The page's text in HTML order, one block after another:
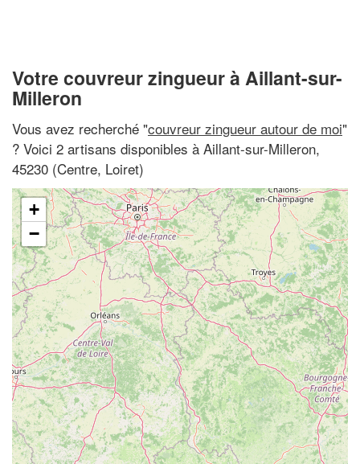
Votre couvreur zingueur à Aillant-sur-
Milleron
Vous avez recherché "couvreur zingueur autour de moi"
? Voici 2 artisans disponibles à Aillant-sur-Milleron,
45230 (Centre, Loiret)
+
−